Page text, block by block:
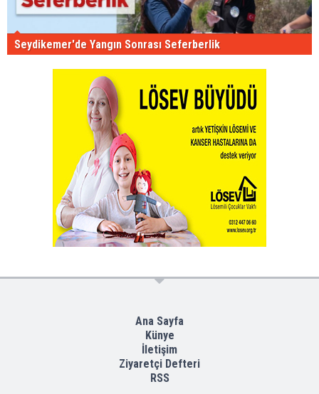
Seydikemer'de Yangın Sonrası Seferberlik
Ana Sayfa
Künye
İletişim
Ziyaretçi Defteri
RSS